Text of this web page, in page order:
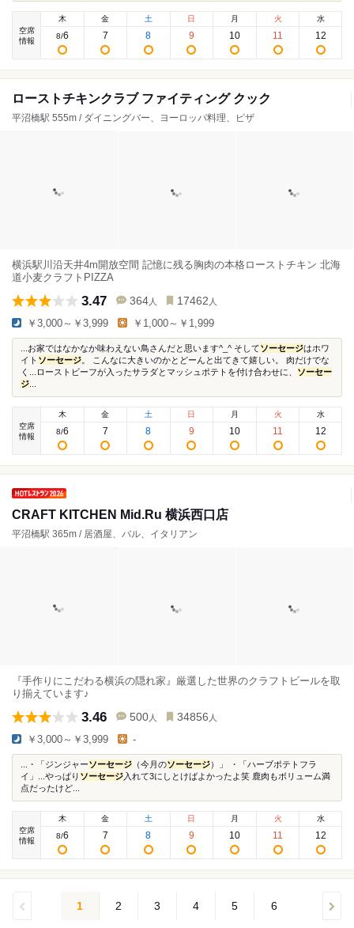
空席
情報
木
8/6
金
7
土
8
日
9
月
10
火
11
水
12
ローストチキンクラブ ファイティング クック
平沼橋駅 555m / ダイニングバー、ヨーロッパ料理、ピザ
横浜駅川沿天井4m開放空間 記憶に残る胸肉の本格ローストチキン 北海
道小麦クラフトPIZZA
3.47 364 人 17462 人
￥3,000～￥3,999 ￥1,000～￥1,999
...お家ではなかなか味わえない鳥さんだと思います^_^ そしてソーセージはホワ
イト ソーセージ 。 こんなに大きいのかとどーんと出てきて嬉しい。 肉だけでな
く...ローストビーフが入ったサラダとマッシュポテトを付け合わせに、 ソーセー
ジ
空席
情報
木
8/6
金
7
土
8
日
9
月
10
火
11
水
12
CRAFT KITCHEN Mid.Ru 横浜西口店
平沼橋駅 365m / 居酒屋、バル、イタリアン
『手作りにこだわる横浜の隠れ家』厳選した世界のクラフトビールを取
り揃えています♪
3.46 500 人 34856 人
￥3,000～￥3,999 -
...・「ジンジャーソーセージ （今月のソーセージ）」 ・「ハーブポテトフラ
イ」...やっぱり ソーセージ入れて3にしとけばよかったよ笑 鹿肉もボリューム満
点だったけど...
空席
情報
木
8/6
金
7
土
8
日
9
月
10
火
11
水
12
1 2 3 4 5 6